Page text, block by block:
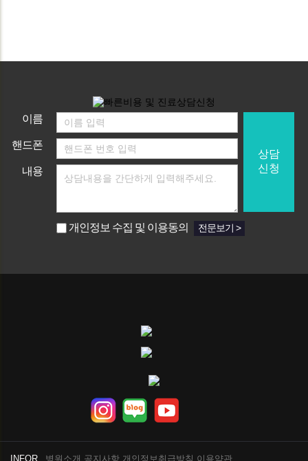
이름
상담
신청
핸드폰
내용
개인정보 수집 및 이용동의 전문보기 >
INFOR. 병원소개 공지사항 개인정보취급방침 이용약관